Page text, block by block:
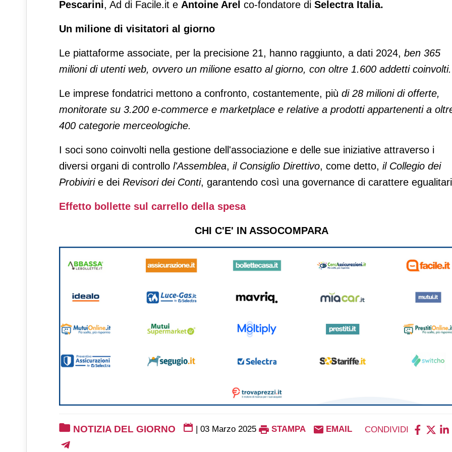
Pescarini, Ad di Facile.it e Antoine Arel co-fondatore di Selectra Italia.
Un milione di visitatori al giorno
Le piattaforme associate, per la precisione 21, hanno raggiunto, a dati 2024, ben 365
milioni di utenti web, ovvero un milione esatto al giorno, con oltre 1.600 addetti coinvolti.
Le imprese fondatrici mettono a confronto, costantemente, più di 28 milioni di offerte,
monitorate su 3.200 e-commerce e marketplace e relative a prodotti appartenenti a
400 categorie merceologiche.
I soci sono coinvolti nella gestione dell'associazione e delle sue iniziative attraverso i
diversi organi di controllo l'Assemblea, il Consiglio Direttivo, come detto, il Collegio dei
Probivirie dei Revisori dei Conti, garantendo così una governance di carattere
Effetto bollette sul carrello della spesa
CHI C'E' IN ASSOCOMPARA
NOTIZIA DEL GIORNO | 03 Marzo 2025 STAMPA EMAIL CONDIVIDI